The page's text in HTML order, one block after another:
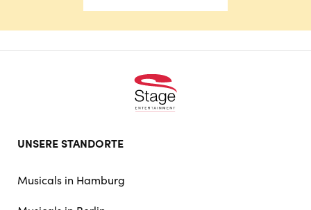
doormat
UNSERE STANDORTE
Musicals in Hamburg